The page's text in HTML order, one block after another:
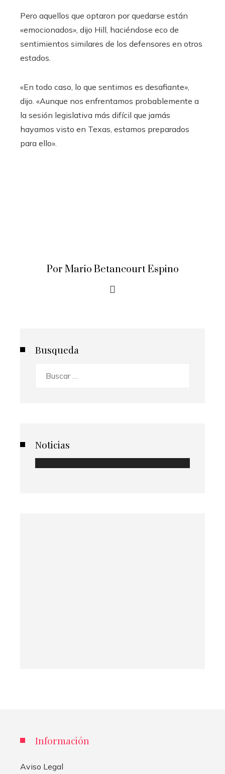
Pero aquellos que optaron por quedarse están
«emocionados», dijo Hill, haciéndose eco de
sentimientos similares de los defensores en otros
estados.
«En todo caso, lo que sentimos es desafiante»,
dijo. «Aunque nos enfrentamos probablemente a
la sesión legislativa más difícil que jamás
hayamos visto en Texas, estamos preparados
para ello».
Por Mario Betancourt Espino
Busqueda
Noticias
Información
Aviso Legal